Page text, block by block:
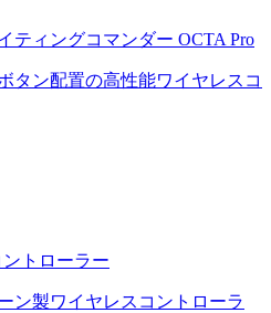
ティングコマンダー OCTA Pro
タン配置の高性能ワイヤレスコ
トローラー
ン製ワイヤレスコントローラ